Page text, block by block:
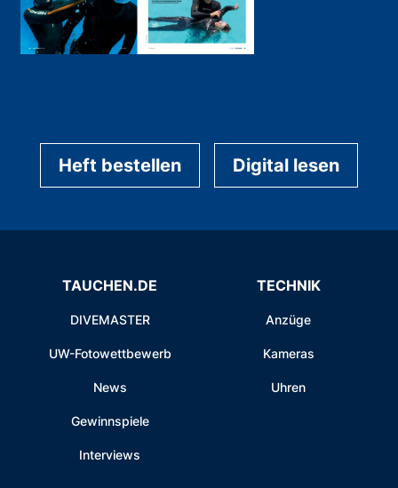
Heft bestellen Digital lesen
TAUCHEN.DE
DIVEMASTER
UW-Fotowettbewerb
News
Gewinnspiele
Interviews
TECHNIK
Anzüge
Kameras
Uhren